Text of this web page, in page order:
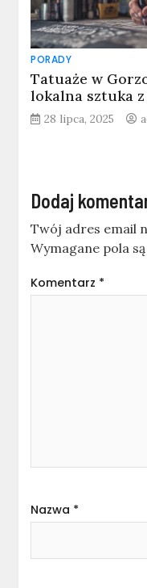
PORADY
Tatuaże w
lokalna sztuka
28 lipca, 2025
Dodaj
Twój adres email
Wymagane pola
Komentarz *
Nazwa *